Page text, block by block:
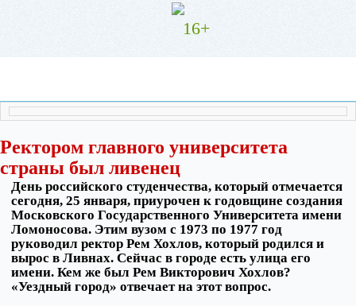
16+
Ректором главного университета
страны был ливенец
День российского студенчества, который отмечается
сегодня, 25 января, приурочен к годовщине создания
Московского Государственного Университета имени
Ломоносова. Этим вузом с 1973 по 1977 год
руководил ректор Рем Хохлов, который родился и
вырос в Ливнах. Сейчас в городе есть улица его
имени. Кем же был Рем Викторович Хохлов?
«Уездный город» отвечает на этот вопрос.